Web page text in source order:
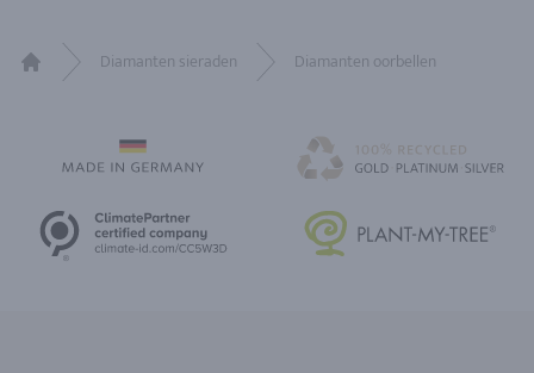
Diamanten sieraden Diamanten oorbellen